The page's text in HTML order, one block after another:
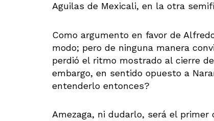
Aguilas de Mexicali, en la otra
Como argumento en favor de
modo; pero de ninguna manera
perdió el ritmo mostrado al cierre
embargo, en sentido opuesto a
entenderlo entonces?
Amezaga, ni dudarlo, será el